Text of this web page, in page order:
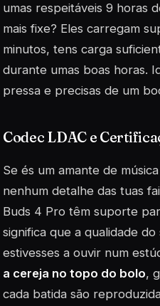
umas respeitáveis 9 horas
mais fixe? Eles carregam
minutos, tens carga
durante umas boas horas.
pressa e precisas de um
Codec LDAC e
Se és um amante de
nenhum detalhe das tuas
Buds 4 Pro têm suporte
significa que a qualidade
estivesses a ouvir num
a cereja no topo do bolo,
cada batida são